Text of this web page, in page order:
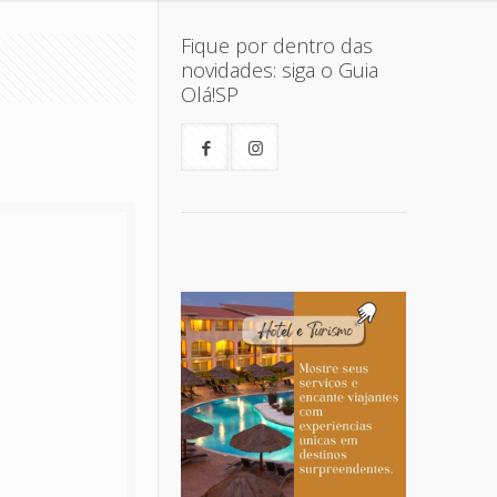
Fique por dentro das
novidades: siga o Guia
Olá!SP